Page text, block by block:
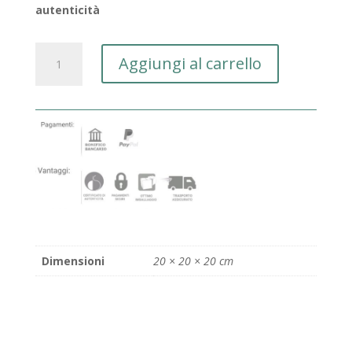
autenticità
donna
Aggiungi al carrello
Dimensioni 20 × 20 × 20 cm